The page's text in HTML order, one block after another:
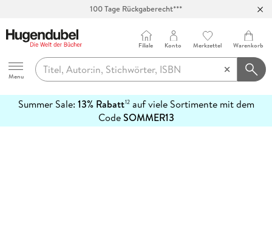
100 Tage Rückgaberecht***
Hugendubel
Menu
Filiale Konto Merkzettel Warenkorb
Summer Sale: 13% Rabatt12auf viele Sortimente mit dem
CodeSOMMER13
erfahren